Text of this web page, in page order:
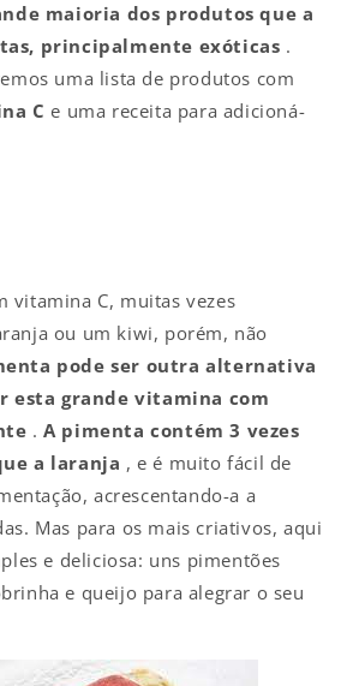
maioria dos produtos que a
principalmente exóticas .
uma lista de produtos com
C e uma receita para adicioná-
vitamina C, muitas vezes
ou um kiwi, porém, não
pode ser outra alternativa
esta grande vitamina com
.A pimenta contém 3 vezes
a laranja , e é muito fácil de
acrescentando-a a
Mas para os mais criativos, aqui
e deliciosa: uns pimentões
e queijo para alegrar o seu